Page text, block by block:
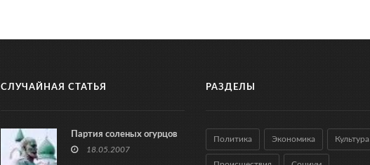
СЛУЧАЙНАЯ СТАТЬЯ
Партия соленых огурцов
18.05.2007
РАЗДЕЛЫ
Политика Экономика Культура